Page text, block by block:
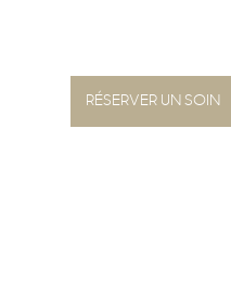
RÉSERVER UN SOIN